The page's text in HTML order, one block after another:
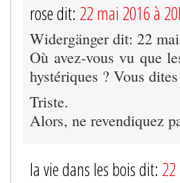
rose dit: 22 mai 2016 à
Widergänger dit: 22
Où avez-vous vu que
hystériques ? Vous
Triste.
Alors, ne revendiquez
la vie dans les bois dit: